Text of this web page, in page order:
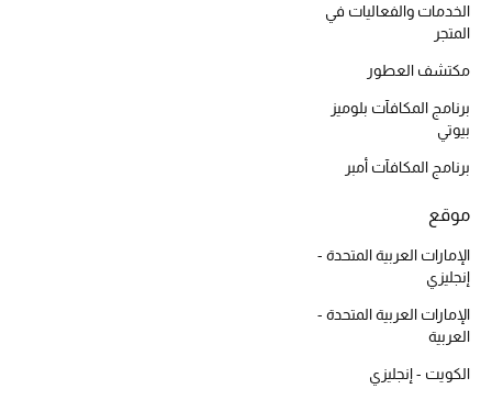
الأكثر مبيعاً
العطور
مكتشف العطور
المكياج
العناية بالبشرة
مستحضرات العناية
الخدمات والفعاليات في
المتجر
مكتشف العطور
برنامج المكافآت بلوميز
بيوتي
برنامج المكافآت أمبر
موقع
الإمارات العربية المتحدة -
إنجليزي
الإمارات العربية المتحدة -
العربية
الكويت - إنجليزي